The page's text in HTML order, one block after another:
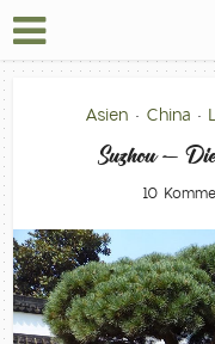
Asien • China •
Suzhou –
10